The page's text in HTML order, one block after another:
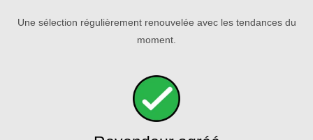
Une sélection régulièrement renouvelée avec les tendances du
moment.